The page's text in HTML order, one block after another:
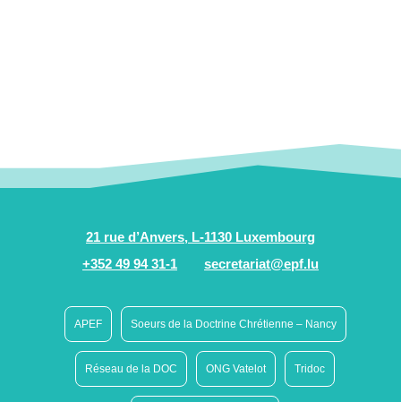
21 rue d’Anvers, L-1130 Luxembourg
+352 49 94 31-1
secretariat@epf.lu
APEF Soeurs de la Doctrine Chrétienne – Nancy
Réseau de la DOC ONG Vatelot Tridoc